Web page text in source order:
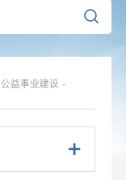
公益事业建设 -